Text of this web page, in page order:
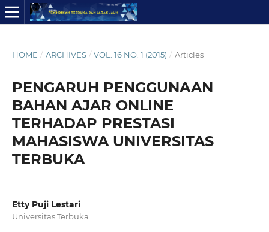
HOME / ARCHIVES / VOL. 16 NO. 1 (2015) / Articles
PENGARUH PENGGUNAAN
BAHAN AJAR ONLINE
TERHADAP PRESTASI
MAHASISWA UNIVERSITAS
TERBUKA
Etty Puji Lestari
Universitas Terbuka